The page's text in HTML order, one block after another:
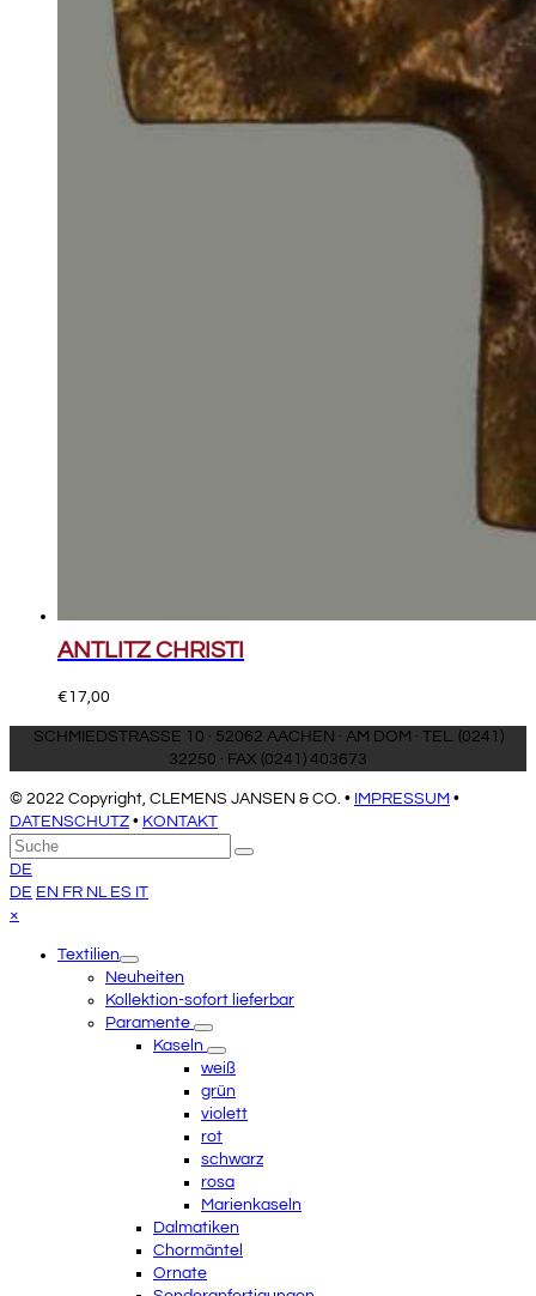
ANTLITZ CHRISTI
€17,00
SCHMIEDSTRASSE 10 · 52062 AACHEN · AM DOM · TEL. (0241)
32250 · FAX (0241) 403673
© 2022 Copyright, CLEMENS JANSEN & CO. • IMPRESSUM •
DATENSCHUTZ • KONTAKT
An
den
Anfang
scrollen
Suche
Senden
DE
DE EN FR NL ES IT
×
menuTextilien
Neuheiten
Kollektion-sofort lieferbar
Paramente
Kaseln
weiß
grün
violett
rot
schwarz
rosa
Marienkaseln
Dalmatiken
Chormäntel
Ornate